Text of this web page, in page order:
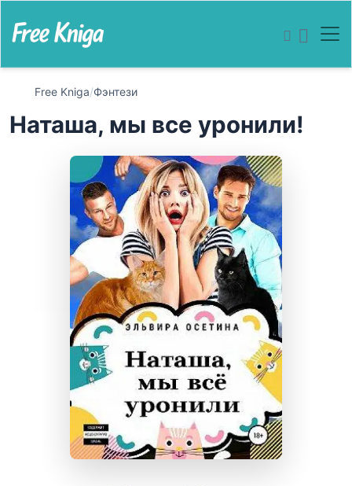
Free Kniga/Фэнтези
Наташа, мы все уронили!